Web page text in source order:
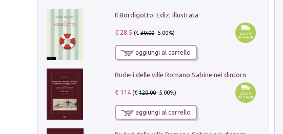
Il Bordigotto. Ediz. illustrata
€ 28.5 (€30.00- 5.00%)
aggiungi al carrello
€ 114(€120.00- 5.00%)
aggiungi al carrello